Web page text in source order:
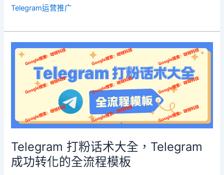
Telegram运营推广
Telegram 打粉话术大全，Telegram
成功转化的全流程模板
Telegram
全，
成
功
转